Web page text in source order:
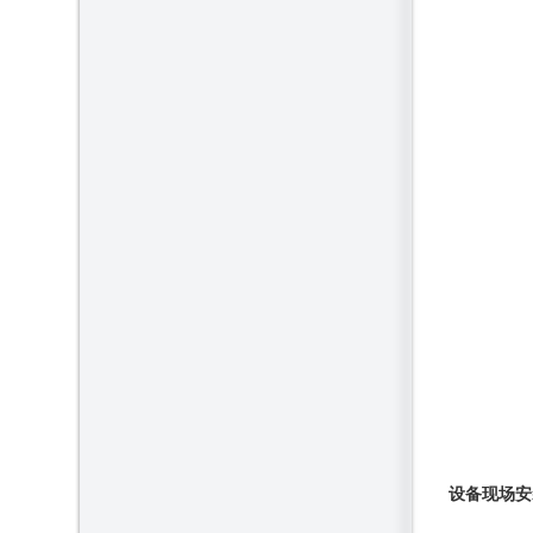
设备现场